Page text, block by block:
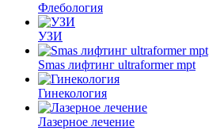
Флебология
УЗИ
Smas лифтинг ultraformer mpt
Гинекология
Лазерное лечение